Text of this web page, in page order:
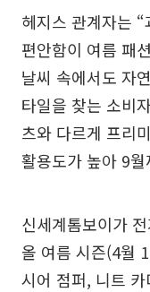
헤지스 관계자는
편안함이 여름 패
날씨 속에서도 자
타일을 찾는 소비
츠와 다르게 프리
활용도가 높아 9
신세계톰보이가
올 여름 시즌(4월
시어 점퍼, 니트